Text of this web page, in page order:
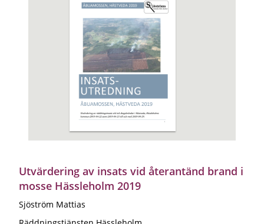
Utvärdering av insats vid återantänd brand i
mosse Hässleholm 2019
Sjöström Mattias